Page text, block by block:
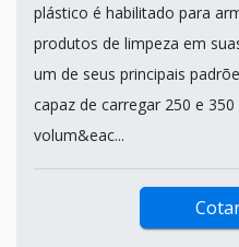
plástico é habilitado para
produtos de limpeza em
um de seus principais
capaz de carregar 250 e
volum&eac...